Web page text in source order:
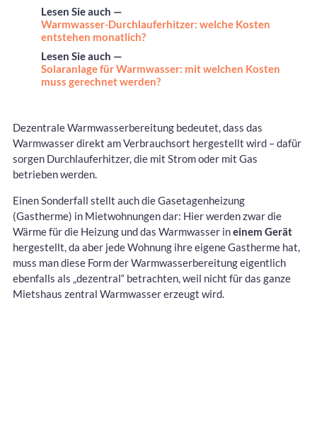
Lesen Sie auch —
Warmwasser-Durchlauferhitzer: welche Kosten
entstehen monatlich?
Lesen Sie auch —
Solaranlage für Warmwasser: mit welchen Kosten
muss gerechnet werden?
Dezentrale Warmwasserbereitung bedeutet, dass das
Warmwasser direkt am Verbrauchsort hergestellt wird – dafür
sorgen Durchlauferhitzer, die mit Strom oder mit Gas
betrieben werden.
Einen Sonderfall stellt auch die Gasetagenheizung
(Gastherme) in Mietwohnungen dar: Hier werden zwar die
Wärme für die Heizung und das Warmwasser ineinem Gerät
hergestellt, da aber jede Wohnung ihre eigene Gastherme hat,
muss man diese Form der Warmwasserbereitung eigentlich
ebenfalls als „dezentral“ betrachten, weil nicht für das ganze
Mietshaus zentral Warmwasser erzeugt wird.